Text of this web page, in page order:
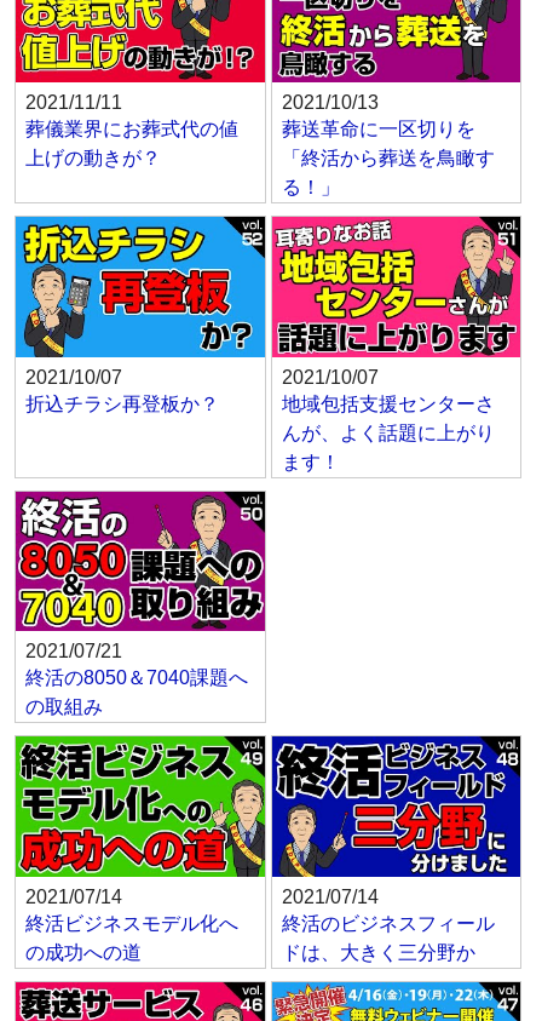
2021/11/11
葬儀業界にお葬式代の値
上げの動きが？
2021/10/13
葬送革命に一区切りを
「終活から葬送を鳥瞰す
る！」
2021/10/07
折込チラシ再登板か？
2021/10/07
地域包括支援センターさ
んが、よく話題に上がり
ます！
2021/07/21
終活の8050＆7040課題へ
の取組み
2021/07/14
終活ビジネスモデル化へ
の成功への道
2021/07/14
終活のビジネスフィール
ドは、大きく三分野か